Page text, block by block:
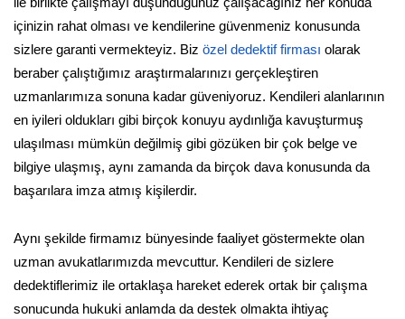
ile birlikte çalışmayı düşündüğünüz çalışacağınız her konuda
içinizin rahat olması ve kendilerine güvenmeniz konusunda
sizlere garanti vermekteyiz. Biz özel dedektif firması olarak
beraber çalıştığımız araştırmalarınızı gerçekleştiren
uzmanlarımıza sonuna kadar güveniyoruz. Kendileri alanlarının
en iyileri oldukları gibi birçok konuyu aydınlığa kavuşturmuş
ulaşılması mümkün değilmiş gibi gözüken bir çok belge ve
bilgiye ulaşmış, aynı zamanda da birçok dava konusunda da
başarılara imza atmış kişilerdir.
Aynı şekilde firmamız bünyesinde faaliyet göstermekte olan
uzman avukatlarımızda mevcuttur. Kendileri de sizlere
dedektiflerimiz ile ortaklaşa hareket ederek ortak bir çalışma
sonucunda hukuki anlamda da destek olmakta ihtiyaç